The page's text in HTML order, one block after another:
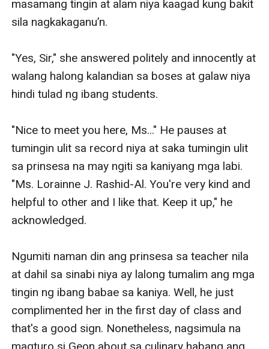
masamang tingin at alam niya kaagad kung bakit
sila nagkakaganu’n.
"Yes, Sir," she answered politely and innocently at
walang halong kalandian sa boses at galaw niya
hindi tulad ng ibang students.
"Nice to meet you here, Ms..." He pauses at
tumingin ulit sa record niya at saka tumingin ulit
sa prinsesa na may ngiti sa kaniyang mga labi.
"Ms. Lorainne J. Rashid-Al. You're very kind and
helpful to other and I like that. Keep it up," he
acknowledged.
Ngumiti naman din ang prinsesa sa teacher nila
at dahil sa sinabi niya ay lalong tumalim ang mga
tingin ng ibang babae sa kaniya. Well, he just
complimented her in the first day of class and
that's a good sign. Nonetheless, nagsimula na
magturo si Geon about sa culinary habang ang